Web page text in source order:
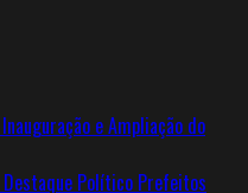
e Ampliação do
Político Prefeitos